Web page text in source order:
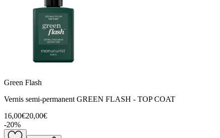
Green Flash
Vernis semi-permanent GREEN FLASH - TOP COAT
16,00€20,00€
-20%